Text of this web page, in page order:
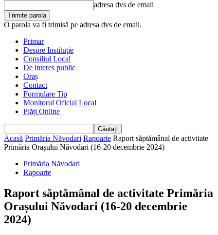
adresa dvs de email
O parola va fi trimisă pe adresa dvs de email.
Primar
Despre Instituție
Consiliul Local
De interes public
Oraș
Contact
Formulare Tip
Monitorul Oficial Local
Plăți Online
Acasă Primăria Năvodari Rapoarte Raport săptămânal de activitate
Primăria Orașului Năvodari (16-20 decembrie 2024)
Primăria Năvodari
Rapoarte
Raport săptămânal de activitate Primăria
Orașului Năvodari (16-20 decembrie
2024)